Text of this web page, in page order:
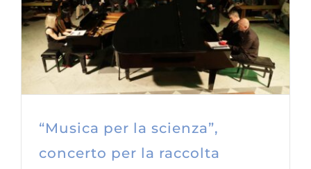
“Musica per la scienza”,
concerto per la raccolta